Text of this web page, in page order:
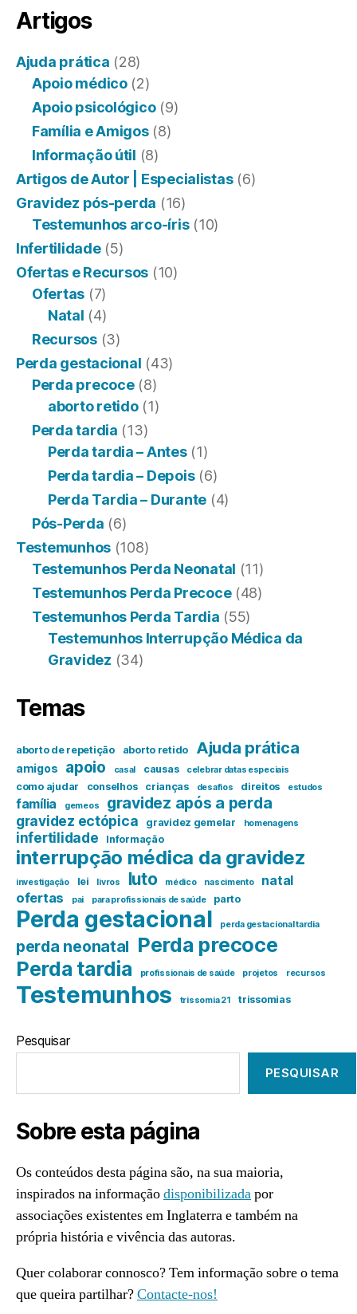
Artigos
Ajuda prática (28)
Apoio médico(2)
Apoio psicológico(9)
Família e Amigos(8)
Informação útil (8)
Artigos de Autor | Especialistas(6)
Gravidez pós-perda (16)
Testemunhos arco-íris(10)
Infertilidade(5)
Ofertas e Recursos (10)
Ofertas (7)
Natal (4)
Recursos(3)
Perda gestacional (43)
Perda precoce(8)
aborto retido(1)
Perda tardia (13)
Perda tardia – Antes(1)
Perda tardia – Depois(6)
Perda Tardia – Durante (4)
Pós-Perda (6)
Testemunhos (108)
Testemunhos Perda Neonatal (11)
Testemunhos Perda Precoce(48)
Testemunhos Perda Tardia (55)
Testemunhos Interrupção Médica da
Gravidez (34)
Temas
aborto de repetição aborto retido Ajuda prática
amigos apoio casal causas celebrar datas especiais
como ajudar conselhos crianças desafios direitos estudos
família gemeos gravidez após a perda
gravidez ectópica gravidez gemelar homenagens
infertilidade Informação
interrupção médica da gravidez
investigação lei livros luto médico nascimento natal
ofertas pai para profissionais de saúde parto
Perda gestacional perda gestacional tardia
perda neonatal Perda precoce
Perda tardia
profissionais de saúde projetos recursos
Testemunhos trissomia 21 trissomias
Pesquisar
PESQUISAR
Sobre esta página
Os conteúdos desta página são, na sua maioria,
inspirados na informaçãodisponibilizadapor
associações existentes em Inglaterra e também na
própria história e vivência das autoras.
Quer colaborar connosco? Tem informação sobre o tema
que queira partilhar?Contacte-nos!